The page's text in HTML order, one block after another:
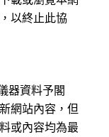
以終止此協
器資料予閣
網站內容，但
或內容均為最